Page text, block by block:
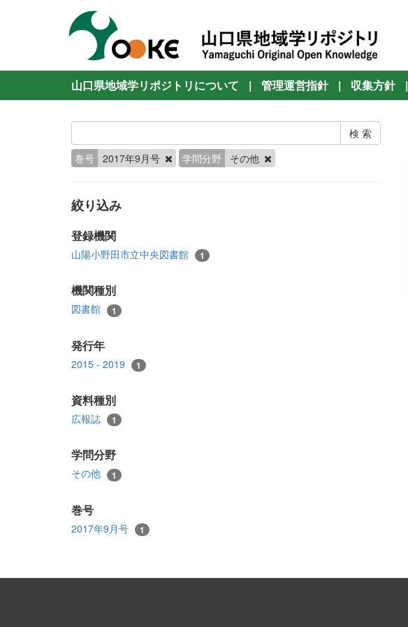
山口県地域学リポジトリについて | 管理運営指針 | 収集方針 |
巻号 2017年9月号 学問分野 その他
絞り込み
登録機関
山陽小野田市立中央図書館 1
機関種別
図書館 1
発行年
2015 - 2019 1
資料種別
広報誌 1
学問分野
その他 1
巻号
2017年9月号 1